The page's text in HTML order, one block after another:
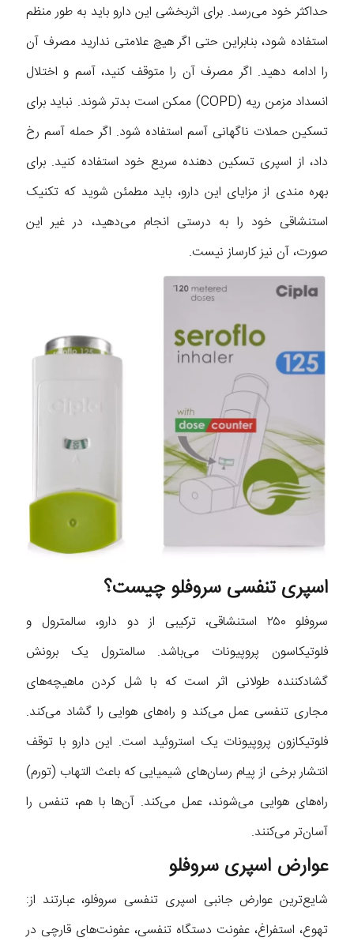
حداکثر خود می‌رسد. برای اثربخشی این دارو باید به طور منظم
استفاده شود، بنابراین حتی اگر هیچ علامتی ندارید مصرف آن
را ادامه دهید. اگر مصرف آن را متوقف کنید، آسم و اختلال
انسداد مزمن ریه (COPD) ممکن است بدتر شوند. نباید برای
تسکین حملات ناگهانی آسم استفاده شود. اگر حمله آسم رخ
داد، از اسپری تسکین دهنده سریع خود استفاده کنید. برای
بهره مندی از مزایای این دارو، باید مطمئن شوید که تکنیک
استنشاقی خود را به درستی انجام می‌دهید، در غیر این
صورت، آن نیز کارساز نیست.
اسپری تنفسی سروفلو چیست؟
سروفلو ۲۵۰ استنشاقی، ترکیبی از دو دارو، سالمترول و
فلوتیکاسون پروپیونات می‌باشد. سالمترول یک برونش
گشادکننده طولانی اثر است که با شل کردن ماهیچه‌های
مجاری تنفسی عمل می‌کند و راه‌های هوایی را گشاد می‌کند.
فلوتیکازون پروپیونات یک استروئید است. این دارو با توقف
انتشار برخی از پیام رسان‌های شیمیایی که باعث التهاب (تورم)
راه‌های هوایی می‌شوند، عمل می‌کند. آن‌ها با هم، تنفس را
آسان‌تر می‌کنند.
عوارض اسپری سروفلو
شایع‌ترین عوارض جانبی اسپری تنفسی سروفلو، عبارتند از:
تهوع، استفراغ، عفونت دستگاه تنفسی، عفونت‌های قارچی در